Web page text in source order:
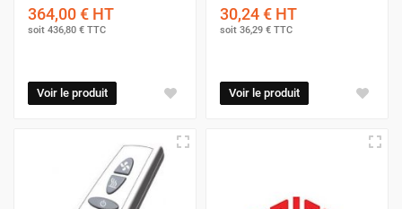
364,00 € HT
soit 436,80 € TTC
Voir le produit
30,24 € HT
soit 36,29 € TTC
Voir le produit